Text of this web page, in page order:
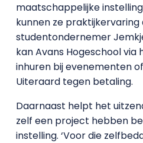
maatschappelijke
kunnen ze praktijkervaring
studentondernemer
kan Avans Hogeschool
inhuren bij evenementen
Uiteraard tegen betaling.
Daarnaast helpt het
zelf een project hebben
instelling. ‘Voor die